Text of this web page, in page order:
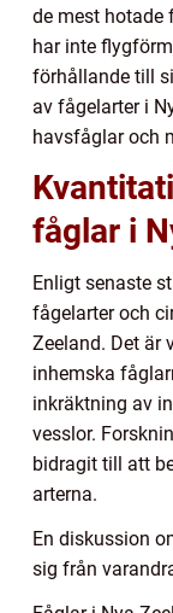
de mest hotade
har inte
förhållande till
av fågelarter i
havsfåglar och
fåglar i
Enligt senaste
fågelarter och
Zeeland. Det är
inhemska
inkräktning av
vesslor.
bidragit till att
arterna.
En diskussion
sig från